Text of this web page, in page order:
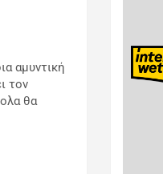
αμυντική
τον
θα